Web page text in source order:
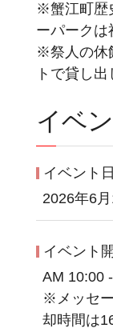
※蟹江町歴
ーパークは
※祭人の休
トで貸し出
イベ
イベント日
2026年6月
イベント
AM 10:00
※メッセ
却時間は